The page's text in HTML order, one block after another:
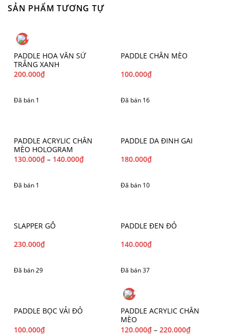
SẢN PHẨM TƯƠNG TỰ
PADDLE HOA VĂN SỨ
TRẮNG XANH
200.000₫
Đã bán 1
PADDLE CHÂN MÈO
100.000₫
Đã bán 16
PADDLE ACRYLIC CHÂN
MÈO HOLOGRAM
130.000₫ – 140.000₫
Đã bán 1
PADDLE DA ĐINH GAI
180.000₫
Đã bán 10
SLAPPER GỖ
230.000₫
Đã bán 29
PADDLE ĐEN ĐỎ
140.000₫
Đã bán 37
PADDLE BỌC VẢI ĐỎ
100.000₫
PADDLE ACRYLIC CHÂN
MÈO
120.000₫ – 220.000₫